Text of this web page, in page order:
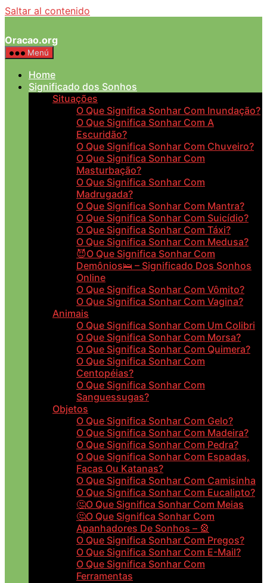
Saltar al contenido
Oracao.org
Menú
Home
Significado dos Sonhos
Situações
O Que Significa Sonhar Com Inundação?
O Que Significa Sonhar Com A
Escuridão?
O Que Significa Sonhar Com Chuveiro?
O Que Significa Sonhar Com
Masturbação?
O Que Significa Sonhar Com
Madrugada?
O Que Significa Sonhar Com Mantra?
O Que Significa Sonhar Com Suicídio?
O Que Significa Sonhar Com Táxi?
O Que Significa Sonhar Com Medusa?
😈O Que Significa Sonhar Com
Demônios🛌 – Significado Dos Sonhos
Online
O Que Significa Sonhar Com Vômito?
O Que Significa Sonhar Com Vagina?
Animais
O Que Significa Sonhar Com Um Colibri
O Que Significa Sonhar Com Morsa?
O Que Significa Sonhar Com Quimera?
O Que Significa Sonhar Com
Centopéias?
O Que Significa Sonhar Com
Sanguessugas?
Objetos
O Que Significa Sonhar Com Gelo?
O Que Significa Sonhar Com Madeira?
O Que Significa Sonhar Com Pedra?
O Que Significa Sonhar Com Espadas,
Facas Ou Katanas?
O Que Significa Sonhar Com Camisinha
O Que Significa Sonhar Com Eucalipto?
🤔O Que Significa Sonhar Com Meias
🤔O Que Significa Sonhar Com
Apanhadores De Sonhos – 🎡
O Que Significa Sonhar Com Pregos?
O Que Significa Sonhar Com E-Mail?
O Que Significa Sonhar Com
Ferramentas